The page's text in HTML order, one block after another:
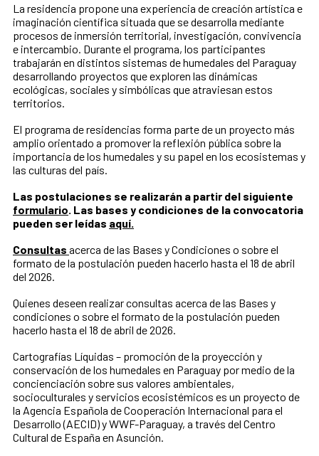
La residencia propone una experiencia de creación artística e
imaginación científica situada que se desarrolla mediante
procesos de inmersión territorial, investigación, convivencia
e intercambio. Durante el programa, los participantes
trabajarán en distintos sistemas de humedales del Paraguay
desarrollando proyectos que exploren las dinámicas
ecológicas, sociales y simbólicas que atraviesan estos
territorios.
El programa de residencias forma parte de un proyecto más
amplio orientado a promover la reflexión pública sobre la
importancia de los humedales y su papel en los ecosistemas y
las culturas del país.
Las postulaciones se realizarán a partir del siguiente
formulario . Las bases y condiciones de la convocatoria
pueden ser leídas aquí.
Consultas acerca de las Bases y Condiciones o sobre el
formato de la postulación pueden hacerlo hasta el 18 de abril
del 2026.
Quienes deseen realizar consultas acerca de las Bases y
condiciones o sobre el formato de la postulación pueden
hacerlo hasta el 18 de abril de 2026.
Cartografías Líquidas – promoción de la proyección y
conservación de los humedales en Paraguay por medio de la
concienciación sobre sus valores ambientales,
socioculturales y servicios ecosistémicos es un proyecto de
la Agencia Española de Cooperación Internacional para el
Desarrollo (AECID) y WWF-Paraguay, a través del Centro
Cultural de España en Asunción.